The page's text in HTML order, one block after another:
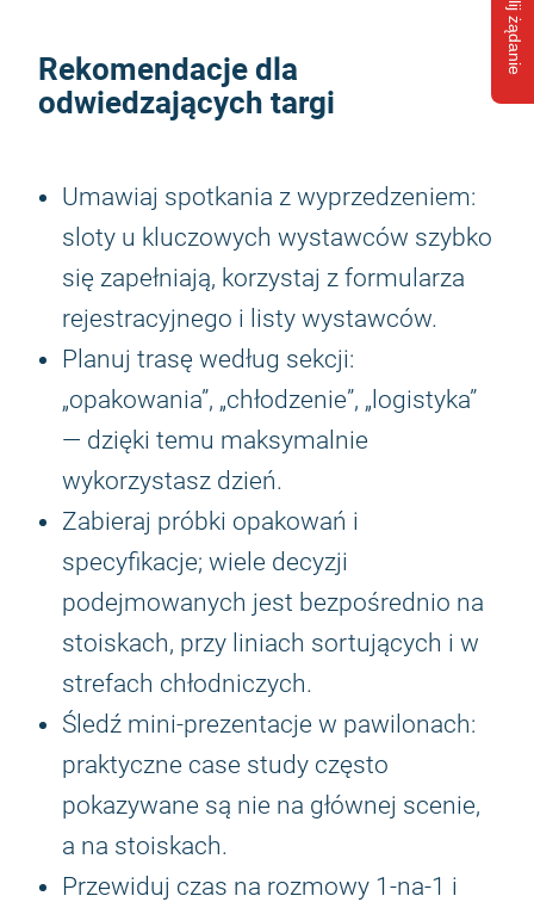
Wyślij żądanie
Rekomendacje dla
odwiedzających targi
Umawiaj spotkania z wyprzedzeniem:
sloty u kluczowych wystawców szybko
się zapełniają, korzystaj z formularza
rejestracyjnego i listy wystawców.
Planuj trasę według sekcji:
„opakowania”, „chłodzenie”, „logistyka”
— dzięki temu maksymalnie
wykorzystasz dzień.
Zabieraj próbki opakowań i
specyfikacje; wiele decyzji
podejmowanych jest bezpośrednio na
stoiskach, przy liniach sortujących i w
strefach chłodniczych.
Śledź mini-prezentacje w pawilonach:
praktyczne case study często
pokazywane są nie na głównej scenie,
a na stoiskach.
Przewiduj czas na rozmowy 1-na-1 i